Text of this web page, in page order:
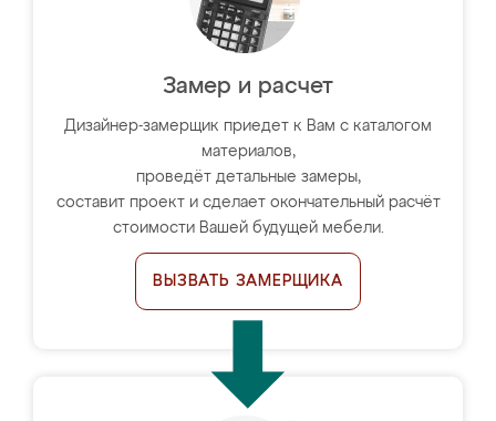
Замер и расчет
Дизайнер-замерщик приедет к Вам с каталогом
материалов,
проведёт детальные замеры,
составит проект и сделает окончательный расчёт
стоимости Вашей будущей мебели.
ВЫЗВАТЬ ЗАМЕРЩИКА